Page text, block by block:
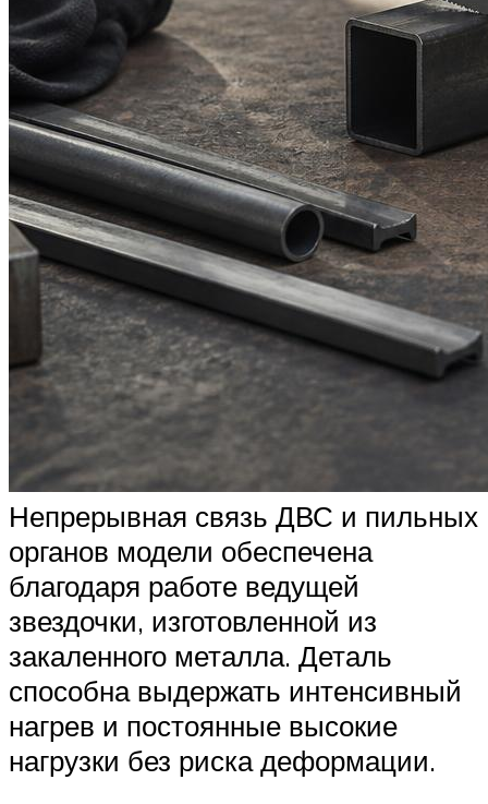
Непрерывная связь ДВС и пильных
органов модели обеспечена
благодаря работе ведущей
звездочки, изготовленной из
закаленного металла. Деталь
способна выдержать интенсивный
нагрев и постоянные высокие
нагрузки без риска деформации.